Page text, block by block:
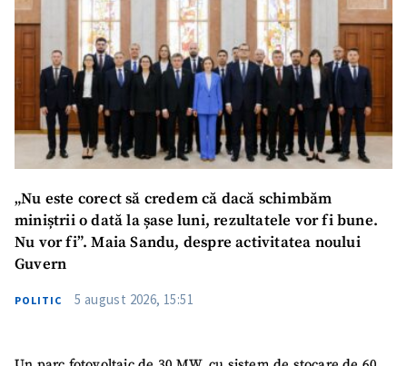
„Nu este corect să credem că dacă schimbăm
miniștrii o dată la șase luni, rezultatele vor fi bune.
Nu vor fi”. Maia Sandu, despre activitatea noului
Guvern
POLITIC 5 august 2026, 15:51